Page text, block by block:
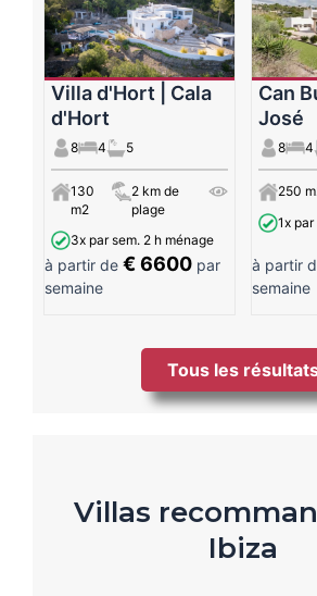
Villa d'Hort | Cala
d'Hort
8 4 5
130
m2
2 km de
plage
3x par sem. 2 h ménage
à partir de € 6600 par
semaine
Can
José
8 4
250
1x
à partir
semaine
Tous les
Villas
Ibiza